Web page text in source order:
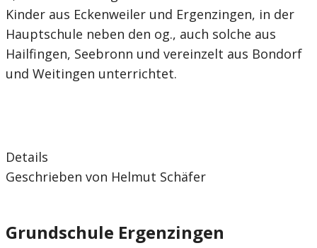
Kinder aus Eckenweiler und Ergenzingen, in der
Hauptschule neben den og., auch solche aus
Hailfingen, Seebronn und vereinzelt aus Bondorf
und Weitingen unterrichtet.
Details
Geschrieben von Helmut Schäfer
Grundschule Ergenzingen